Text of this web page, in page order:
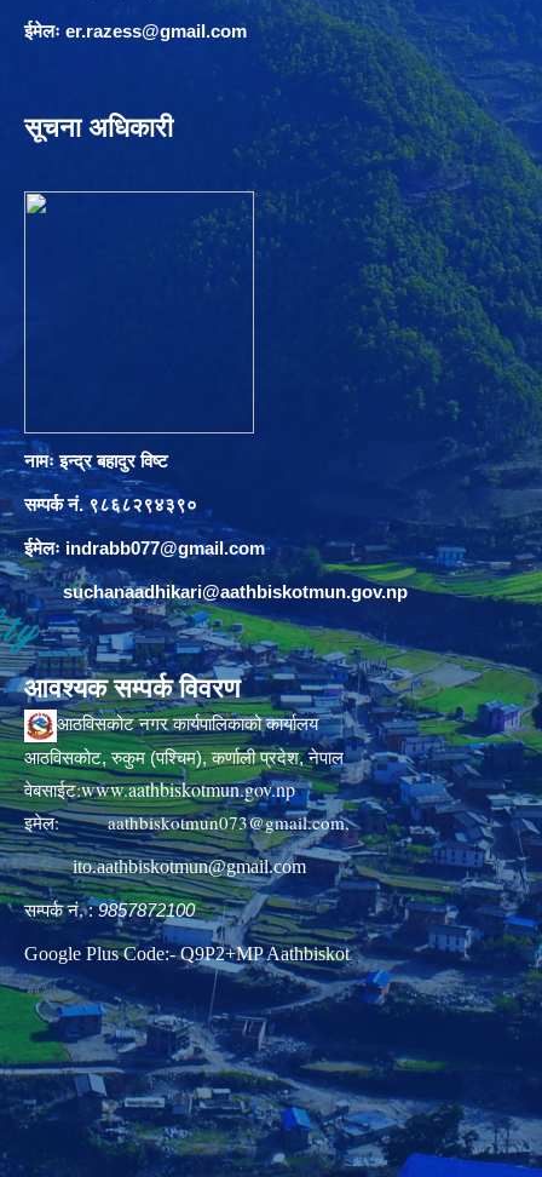
ईमेलः er.razess@gmail.com
सूचना अधिकारी
नामः इन्द्र बहादुर विष्ट
सम्पर्क नं. ९८६८२९४३९०
ईमेलः indrabb077@gmail.com
suchanaadhikari@aathbiskotmun.gov.np
आवश्यक सम्पर्क विवरण
आठविसकोट नगर कार्यपालिकाको कार्यालय
आठविसकोट, रुकुम (पश्चिम), कर्णाली प्रदेश, नेपाल
वेबसाईट:www.aathbiskotmun.gov.np
इमेल:aathbiskotmun073@gmail.com,
ito.aathbiskotmun@gmail.com
सम्पर्क नं. :9857872100
Google Plus Code:- Q9P2+MP Aathbiskot